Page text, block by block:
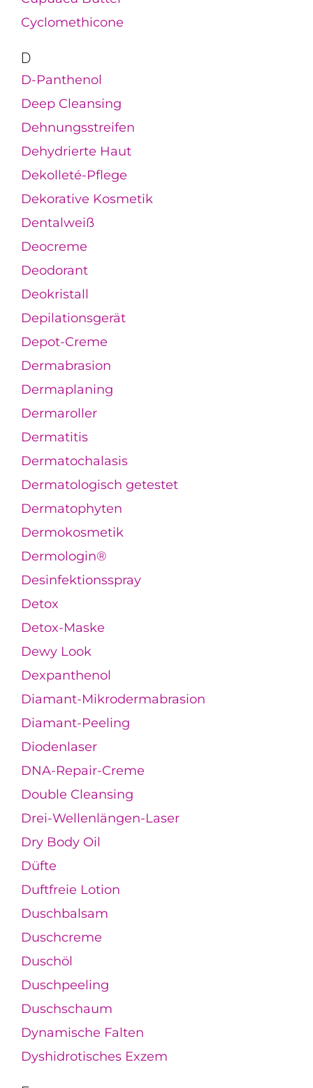
Cyclomethicone
D
D-Panthenol
Deep Cleansing
Dehnungsstreifen
Dehydrierte Haut
Dekolleté-Pflege
Dekorative Kosmetik
Dentalweiß
Deocreme
Deodorant
Deokristall
Depilationsgerät
Depot-Creme
Dermabrasion
Dermaplaning
Dermaroller
Dermatitis
Dermatochalasis
Dermatologisch getestet
Dermatophyten
Dermokosmetik
Dermologin®
Desinfektionsspray
Detox
Detox-Maske
Dewy Look
Dexpanthenol
Diamant-Mikrodermabrasion
Diamant-Peeling
Diodenlaser
DNA-Repair-Creme
Double Cleansing
Drei-Wellenlängen-Laser
Dry Body Oil
Düfte
Duftfreie Lotion
Duschbalsam
Duschcreme
Duschöl
Duschpeeling
Duschschaum
Dynamische Falten
Dyshidrotisches Exzem